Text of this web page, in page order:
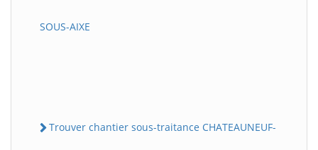
SOUS-AIXE
Trouver chantier sous-traitance CHATEAUNEUF-